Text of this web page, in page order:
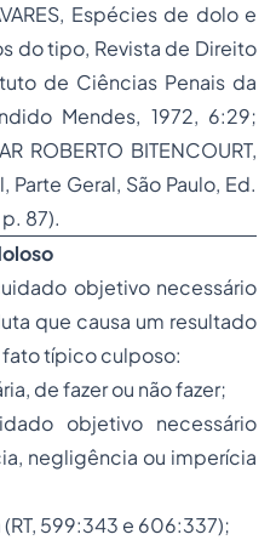
Espécies de dolo e
do tipo, Revista de Direito
de Ciências Penais da
Mendes, 1972, 6:29;
ROBERTO BITENCOURT,
Parte Geral, São Paulo, Ed.
87).
objetivo necessário
que causa um resultado
típico culposo:
de fazer ou não fazer;
objetivo necessário
negligência ou imperícia
599:343 e 606:337);